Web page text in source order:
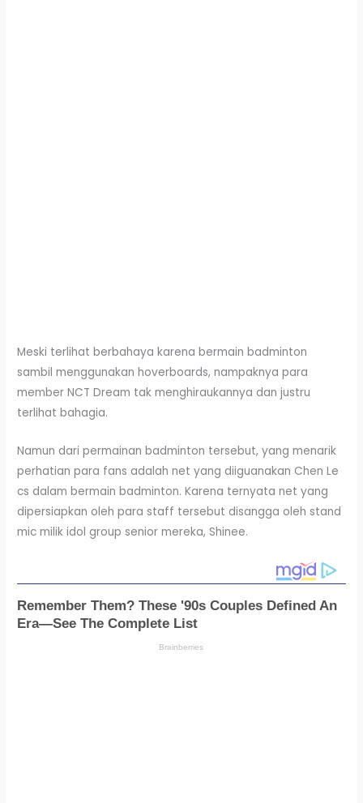
Meski terlihat berbahaya karena bermain badminton
sambil menggunakan hoverboards, nampaknya para
member NCT Dream tak menghiraukannya dan justru
terlihat bahagia.
Namun dari permainan badminton tersebut, yang menarik
perhatian para fans adalah net yang diiguanakan Chen Le
cs dalam bermain badminton. Karena ternyata net yang
dipersiapkan oleh para staff tersebut disangga oleh stand
mic milik idol group senior mereka, Shinee.